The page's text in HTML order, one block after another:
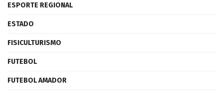
ESPORTE REGIONAL
ESTADO
FISICULTURISMO
FUTEBOL
FUTEBOL AMADOR